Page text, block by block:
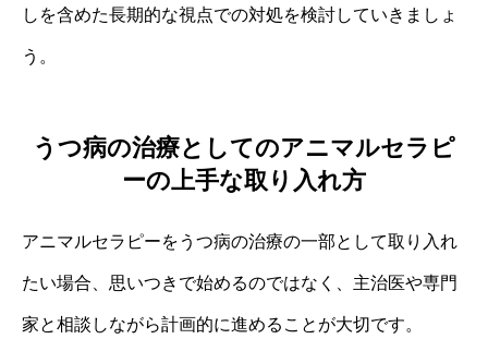
しを含めた長期的な視点での対処を検討していきましょ
う。
うつ病の治療としてのアニマルセラピ
ーの上手な取り入れ方
アニマルセラピーをうつ病の治療の一部として取り入れ
たい場合、思いつきで始めるのではなく、主治医や専門
家と相談しながら計画的に進めることが大切です。